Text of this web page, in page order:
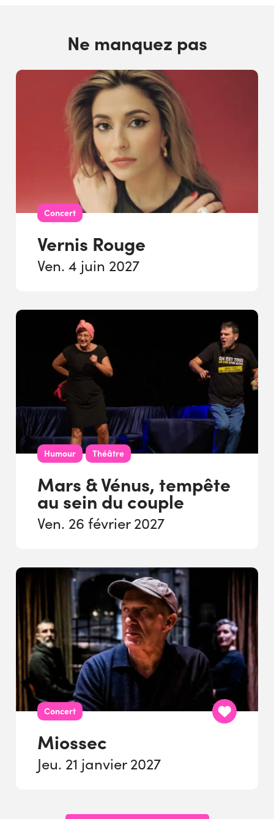
Ne manquez pas
Concert
Vernis Rouge
Ven. 4 juin 2027
Humour Théâtre
Mars & Vénus, tempête
au sein du couple
Ven. 26 février 2027
Concert
Miossec
Jeu. 21 janvier 2027